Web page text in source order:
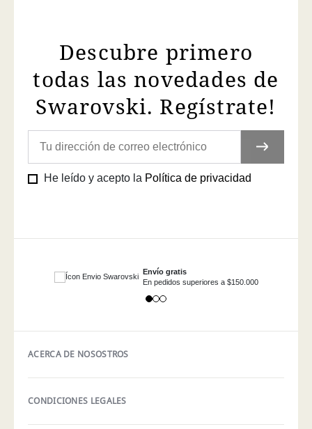
Descubre primero
todas las novedades de
Swarovski. Regístrate!
He leído y acepto la Política de privacidad
Envío gratis
En pedidos superiores a $150.000
ACERCA DE NOSOSTROS
CONDICIONES LEGALES